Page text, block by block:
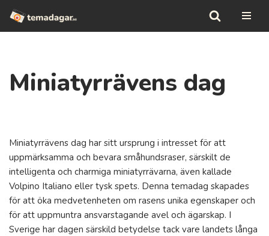
Hoppa
Miniatyrrävens dag
Miniatyrrävens dag har sitt ursprung i intresset för att
uppmärksamma och bevara småhundsraser, särskilt de
intelligenta och charmiga miniatyrrävarna, även kallade
Volpino Italiano eller tysk spets. Denna temadag skapades
för att öka medvetenheten om rasens unika egenskaper och
för att uppmuntra ansvarstagande avel och ägarskap. I
Sverige har dagen särskild betydelse tack vare landets långa